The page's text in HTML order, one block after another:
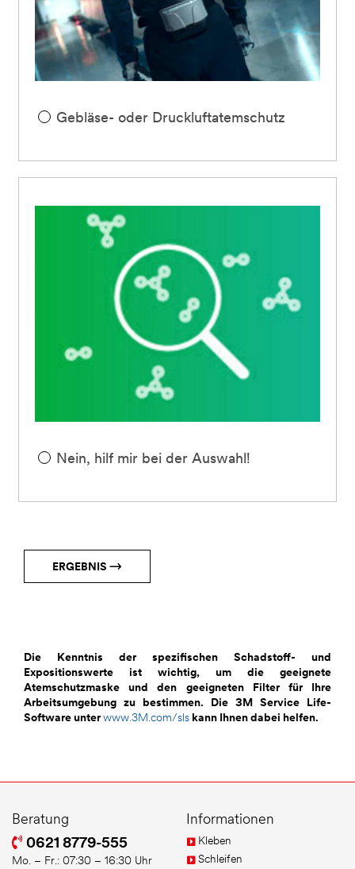
Gebläse- oder Druckluftatemschutz
Nein, hilf mir bei der Auswahl!
ERGEBNIS
Die Kenntnis der spezifischen Schadstoff- und
Expositionswerte ist wichtig, um die geeignete
Atemschutzmaske und den geeigneten Filter für Ihre
Arbeitsumgebung zu bestimmen. Die 3M Service Life-
Software unterwww.3M.com/sls kann Ihnen dabei helfen.
Beratung
0621 8779-555
Mo. – Fr.: 07:30 – 16:30 Uhr
Informationen
Kleben
Schleifen